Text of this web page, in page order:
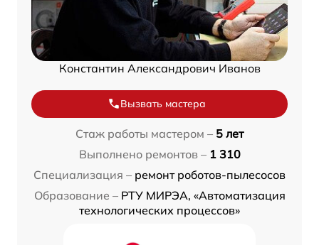
Константин Александрович Иванов
Вызвать мастера
Стаж работы мастером – 5 лет
Выполнено ремонтов – 1 310
Специализация – ремонт роботов-пылесосов
Образование – РТУ МИРЭА, «Автоматизация
технологических процессов»